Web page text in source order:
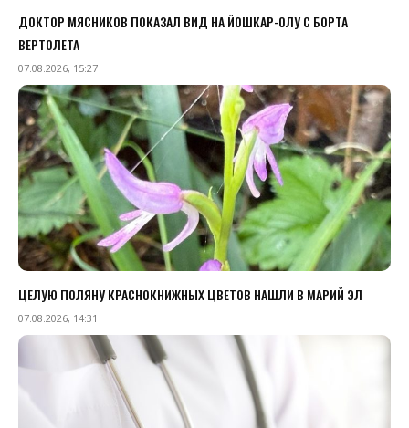
ДОКТОР МЯСНИКОВ ПОКАЗАЛ ВИД НА ЙОШКАР-ОЛУ С БОРТА
ВЕРТОЛЕТА
07.08.2026, 15:27
ЦЕЛУЮ ПОЛЯНУ КРАСНОКНИЖНЫХ ЦВЕТОВ НАШЛИ В МАРИЙ ЭЛ
07.08.2026, 14:31